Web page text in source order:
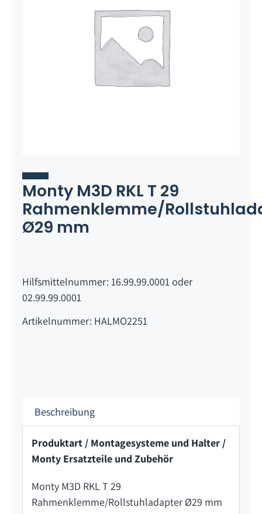
Monty M3D RKL T 29
Rahmenklemme/
Ø29 mm
Hilfsmittelnummer: 16.99.99.0001 oder
02.99.99.0001
Artikelnummer: HALMO2251
Beschreibung
Produktart / Montagesysteme und Halter /
Monty Ersatzteile und Zubehör
Monty M3D RKL T 29
Rahmenklemme/Rollstuhladapter Ø29 mm